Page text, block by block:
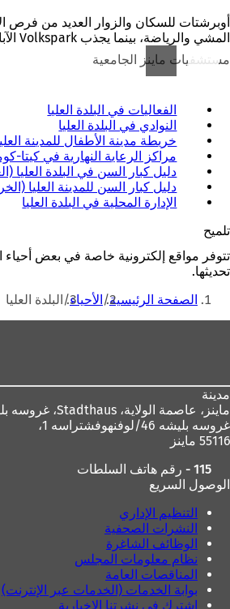
المشي والرياضة، بينما يجذب Volkspark الآباء والأطفال بشكل خاص.
مستشفيات ماينز الجامعية
الفعاليات في البلدة العليا
النوادي في البلدة العليا
خريطة مدينة الأطفال للمدينة
مراكز الرعاية النهارية في كيتا-
دليل كبار السن في البلدة العليا
دليل كبار السن للمدينة العليا
الإدارة المحلية في البلدة العليا
تلميح
تتوفر مواقع إلكترونية خاصة في بعض
تحديثها.
أنت الصفحة الرئيسية الأحياء البلدة العليا
مدينة
ماينز، عاصمة الولاية،
غروسه بليشه 46/لوفنهوفشتراسه 1،
55116 ماينز
115 - رقم هاتف السلطات
الوصول السريع
التنظيم الإداري
النشرات الصحفية
الوظائف الشاغرة
نظام معلومات المجلس
المناقصات العامة
بوابة الخدمات (الخدمات عبر الإنترنت)
اشترك في نشرتنا الإخبارية